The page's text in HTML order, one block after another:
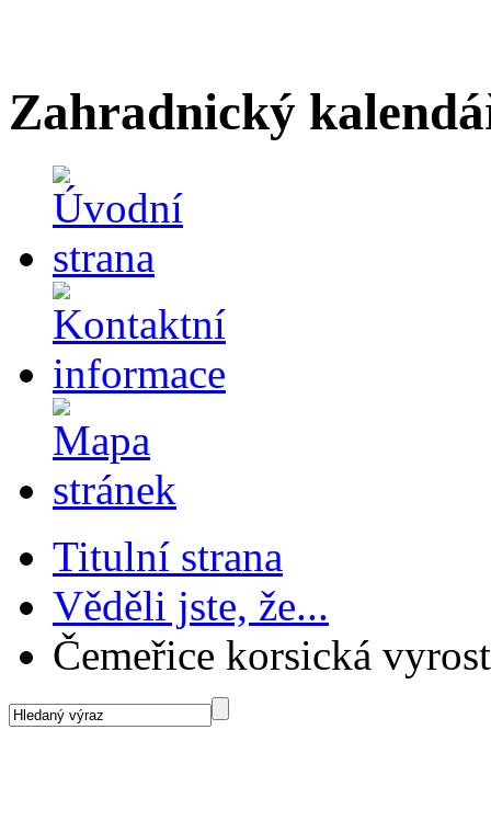
Zahradnický
Titulní strana
Věděli jste, že...
Čemeřice korsická